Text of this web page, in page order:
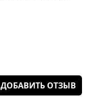
ДОБАВИТЬ ОТЗЫВ